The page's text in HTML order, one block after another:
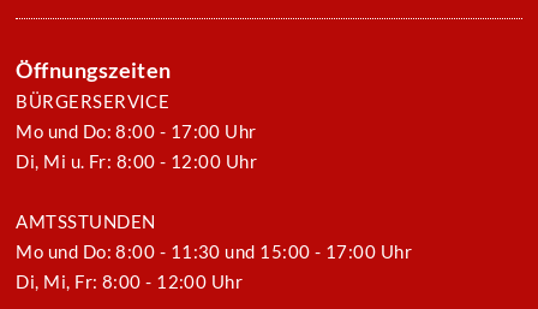
Öffnungszeiten
BÜRGERSERVICE
Mo und Do: 8:00 - 17:00 Uhr
Di, Mi u. Fr: 8:00 - 12:00 Uhr
AMTSSTUNDEN
Mo und Do: 8:00 - 11:30 und 15:00 - 17:00 Uhr
Di, Mi, Fr: 8:00 - 12:00 Uhr